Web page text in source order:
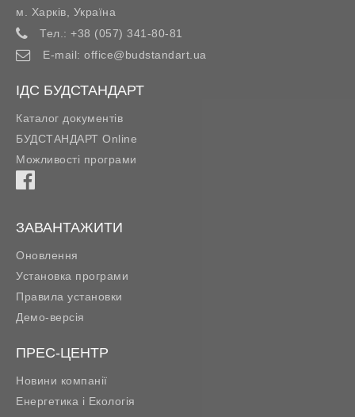
м. Харків
Україна
Тел.: +38 (057) 341-80-81
E-mail: office@budstandart.ua
ІДС БУДСТАНДАРТ
Каталог документів
БУДСТАНДАРТ Online
Можливості програми
ЗАВАНТАЖИТИ
Оновлення
Установка програми
Правила установки
Демо-версія
ПРЕС-ЦЕНТР
Новини компанії
Енергетика і Екологія